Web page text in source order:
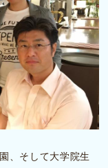
、そして大学院生